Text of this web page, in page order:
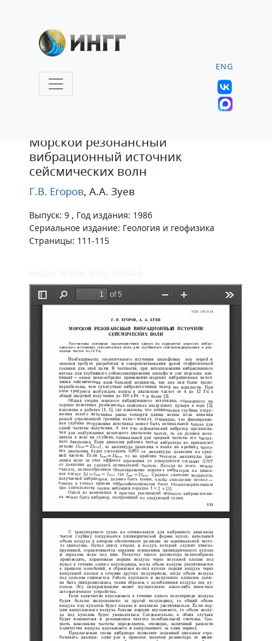
ENG
Морской резонансный
вибрационный источник
сейсмических волн
Г.В. Егоров, А.А. Зуев
Выпуск: 9 , Год издания: 1986
Сериальное издание: Геология и геофизика
Страницы: 111-115